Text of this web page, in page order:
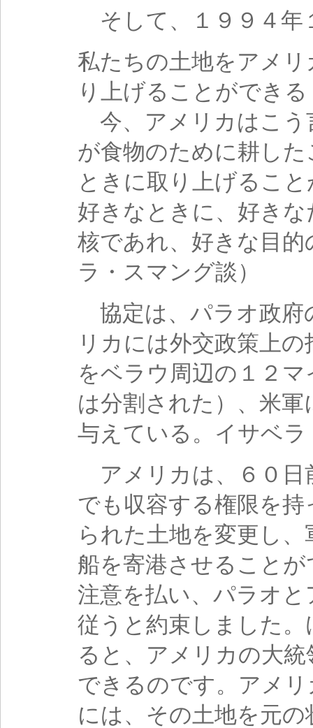
そして、１９９４年
私たちの土地をアメ
り上げることができる
今、アメリカはこ
が食物のために耕し
ときに取り上げるこ
好きなときに、好き
核であれ、好きな目
ラ・スマング談）
協定は、パラオ政府
リカには外交政策上
をベラウ周辺の１２
は分割された）、米
与えている。イサベ
アメリカは、６０日
でも収容する権限を
られた土地を変更し
船を寄港させること
注意を払い、パラオ
従うと約束しました
ると、アメリカの大
できるのです。アメ
には、その土地を元